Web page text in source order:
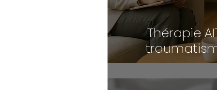
Thérapie
blessures